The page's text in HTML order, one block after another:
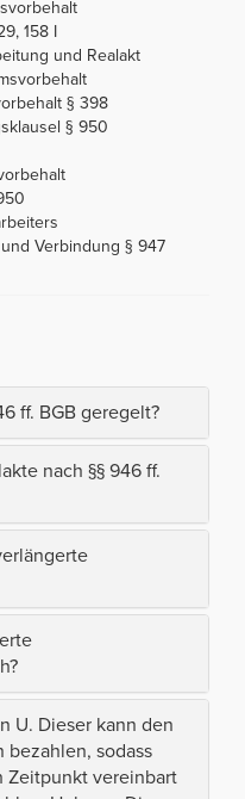
158 I
und Realakt
§ 398
§ 950
Verbindung § 947
ff. BGB geregelt?
nach §§ 946 ff.
U. Dieser kann den
bezahlen, sodass
Zeitpunkt vereinbart